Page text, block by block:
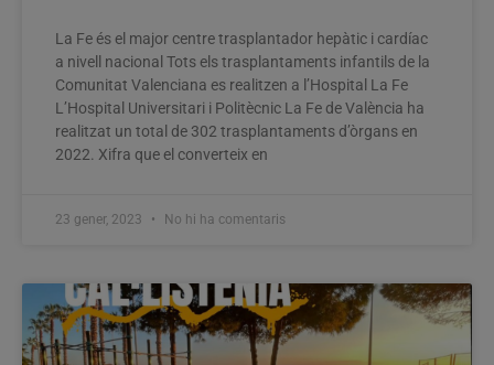
La Fe és el major centre trasplantador hepàtic i cardíac
a nivell nacional Tots els trasplantaments infantils de la
Comunitat Valenciana es realitzen a l’Hospital La Fe
L’Hospital Universitari i Politècnic La Fe de València ha
realitzat un total de 302 trasplantaments d’òrgans en
2022. Xifra que el converteix en
23 gener, 2023 No hi ha comentaris